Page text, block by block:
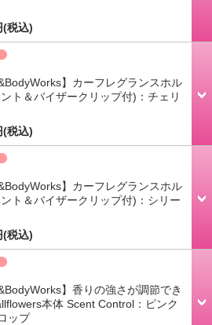
(税込)
】カーフレグランスホル
ト＆バイザークリップ付)：チェリ
(税込)
】カーフレグランスホル
ト＆バイザークリップ付)：シリー
(税込)
】香りの強さが調節でき
本体 Scent Control：ピンク
ップ